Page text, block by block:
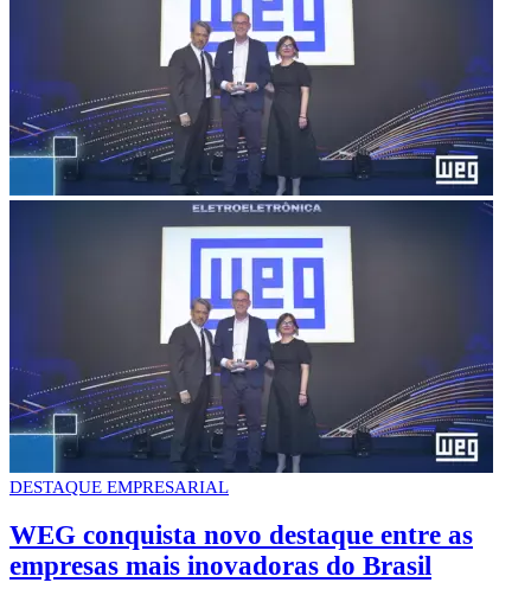
DESTAQUE EMPRESARIAL
WEG conquista novo destaque entre as
empresas mais inovadoras do Brasil